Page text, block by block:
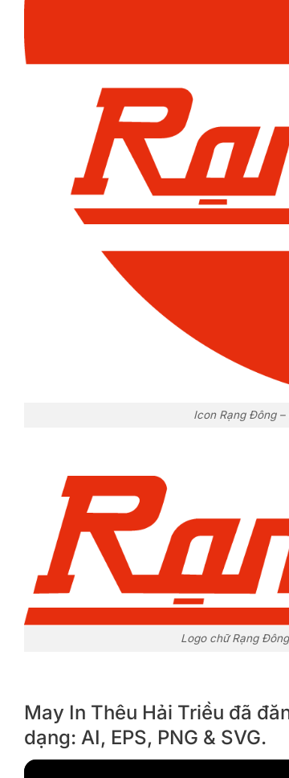
Icon Rạng Đông
Logo chữ Rạng
May In Thêu Hải Triều đã
dạng: AI, EPS, PNG & SVG.